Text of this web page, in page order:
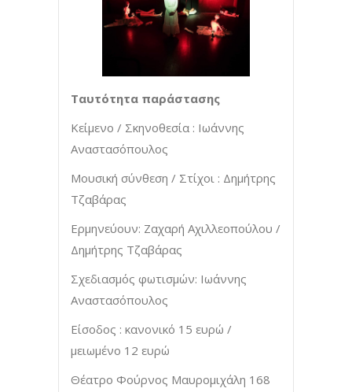
Ταυτότητα παράστασης
Κείμενο / Σκηνοθεσία : Ιωάννης
Αναστασόπουλος
Μουσική σύνθεση / Στίχοι : Δημήτρης
Τζαβάρας
Ερμηνεύουν: Ζαχαρή Αχιλλεοπούλου /
Δημήτρης Τζαβάρας
Σχεδιασμός φωτισμών: Ιωάννης
Αναστασόπουλος
Είσοδος : κανονικό 15 ευρώ /
μειωμένο 12 ευρώ
Θέατρο Φούρνος Μαυρομιχάλη 168